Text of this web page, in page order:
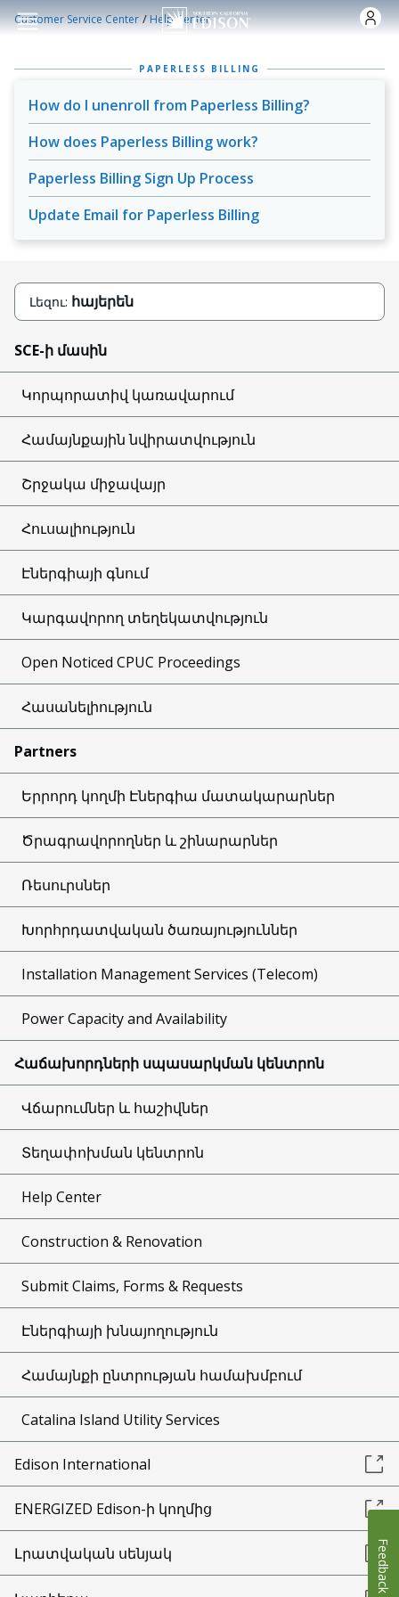
Skip to main content
Customer Service Center /Help Center
PAPERLESS BILLING
How do I unenroll from Paperless Billing?
How does Paperless Billing work?
Paperless Billing Sign Up Process
Update Email for Paperless Billing
Լեզու: հայերեն
SCE-ի մասին
Կորպորատիվ կառավարում
Համայնքային նվիրատվություն
Շրջակա միջավայր
Հուսալիություն
Էներգիայի գնում
Կարգավորող տեղեկատվություն
Open Noticed CPUC Proceedings
Հասանելիություն
Partners
Երրորդ կողմի Էներգիա մատակարարներ
Ծրագրավորողներ և շինարարներ
Ռեսուրսներ
Խորհրդատվական ծառայություններ
Installation Management Services (Telecom)
Power Capacity and Availability
Հաճախորդների սպասարկման կենտրոն
Վճարումներ և հաշիվներ
Տեղափոխման կենտրոն
Help Center
Construction & Renovation
Submit Claims, Forms & Requests
Էներգիայի խնայողություն
Համայնքի ընտրության համախմբում
Catalina Island Utility Services
Edison International
ENERGIZED Edison-ի կողմից
Լրատվական սենյակ Feedback